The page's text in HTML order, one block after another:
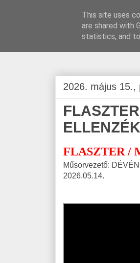
2026. május 15.,
FLASZTER /
Műsorvezető:
2026.05.14.
This site uses
are shared with
statistics, and